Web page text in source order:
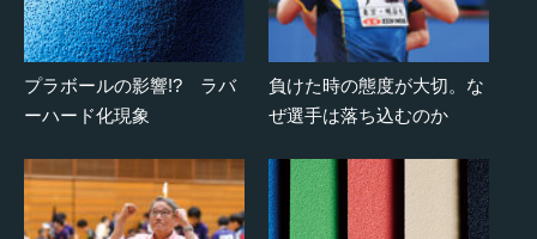
プラボールの影響!? ラバ
ーハード化現象
負けた時の態度が大切。な
ぜ選手は落ち込むのか